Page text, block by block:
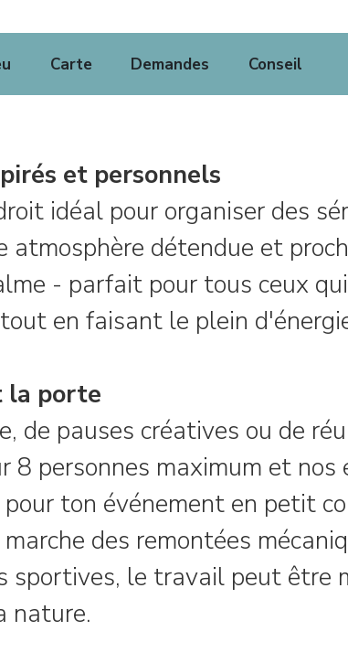
Carte Demandes Conseil
et personnels
idéal pour organiser des
détendue et
- parfait pour tous ceux
en faisant le plein
la porte
de pauses créatives ou de
8 personnes maximum et nos
ton événement en petit
des remontées
sportives, le travail peut être
nature.